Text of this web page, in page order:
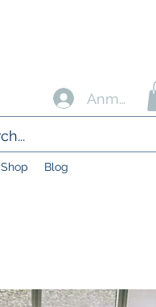
Anmelden
Shop Blog